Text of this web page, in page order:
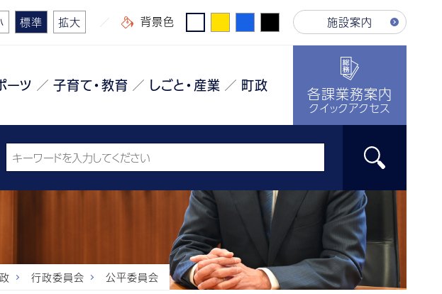
標準 拡大 背景色 施設案内
ーツ 子育て・教育 しごと・産業 町政 各課業務案内
クイックアクセス
行政委員会 公平委員会